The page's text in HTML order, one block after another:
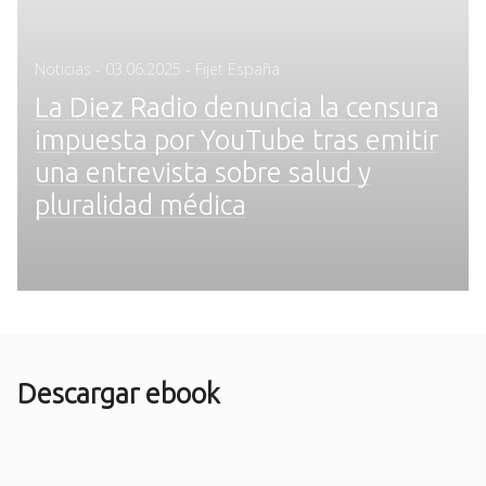
Noticias - Posted
03.06.2025 - Fijet España
La Diez Radio denuncia la censura
impuesta por YouTube tras emitir
una entrevista sobre salud y
pluralidad médica
Descargar ebook